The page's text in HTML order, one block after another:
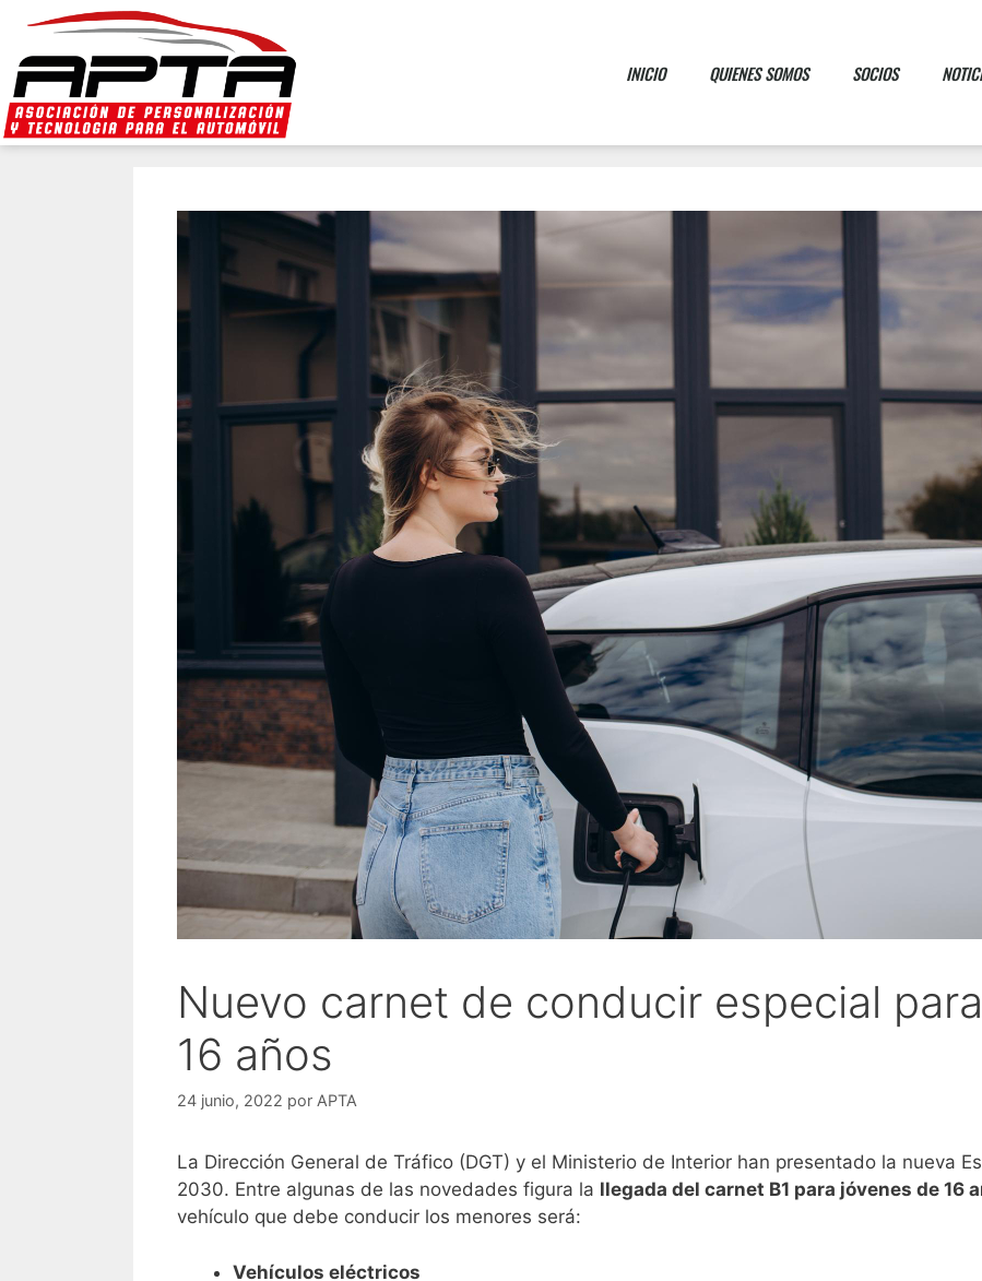
INICIO QUIENES SOMOS SOCIOS
Nuevo carnet de conducir especial
16 años
24 junio, 2022 por APTA
La Dirección General de Tráfico (DGT) y el Ministerio de Interior han presentado la nueva
2030. Entre algunas de las novedades figura la llegada del carnet B1 para jóvenes de 16
vehículo que debe conducir los menores será:
Vehículos eléctricos